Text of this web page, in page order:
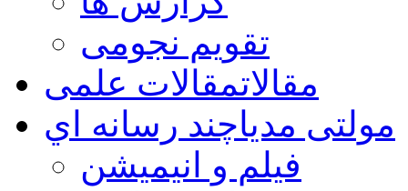
تقویم نجومی
مقالاتمقالات علمی
مولتی مدیاچند رسانه اي
فیلم و انیمیشن